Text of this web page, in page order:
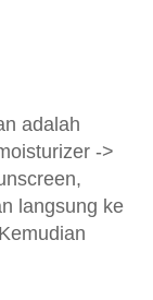
adalah
->
langsung ke